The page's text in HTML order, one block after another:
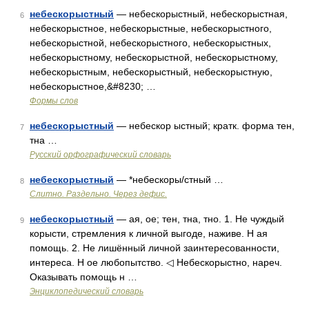
6 небескорыстный — небескорыстный, небескорыстная,
небескорыстное, небескорыстные, небескорыстного,
небескорыстной, небескорыстного, небескорыстных,
небескорыстному, небескорыстной, небескорыстному,
небескорыстным, небескорыстный, небескорыстную,
небескорыстное,&#8230; …
Формы слов
7 небескорыстный — небескор ыстный; кратк. форма тен,
тна …
Русский орфографический словарь
8 небескорыстный — *небескоры/стный …
Слитно. Раздельно. Через дефис.
9 небескорыстный — ая, ое; тен, тна, тно. 1. Не чуждый
корысти, стремления к личной выгоде, наживе. Н ая
помощь. 2. Не лишённый личной заинтересованности,
интереса. Н ое любопытство. ◁ Небескорыстно, нареч.
Оказывать помощь н …
Энциклопедический словарь